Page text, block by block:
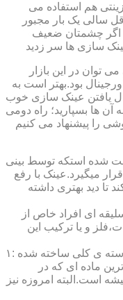
هم استفاده می
سالی یک بار مجبور
اگر چشمتان ضعیف
سازی ها سر زدید
توان در این بازار
بود.بهتر است به
یافتن عینک سازی خوب
آن ها بسپارید؛ راه دومی
را پیشنهاد می کنیم
شده استکه توسط بینی
میگیرد.عینک با رفع
تا دید بهتری داشته
ای افراد خاص از
و یا ترکیب این
عدسی یا لنز :جنس عدسی عینکها از دو دسته ی کلی ساخته شده :۱
ترین ماده ای که در
است.البته امروزه نیز